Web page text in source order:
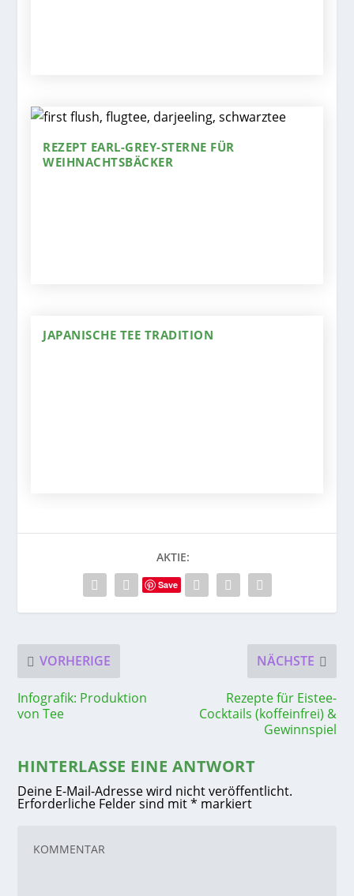
REZEPT EARL-GREY-STERNE FÜR
WEIHNACHTSBÄCKER
JAPANISCHE TEE TRADITION
AKTIE:
Save
VORHERIGE
Infografik: Produktion
von Tee
NÄCHSTE
Rezepte für Eistee-
Cocktails (koffeinfrei) &
Gewinnspiel
HINTERLASSE EINE ANTWORT
Deine E-Mail-Adresse wird nicht veröffentlicht.
Erforderliche Felder sind mit* markiert